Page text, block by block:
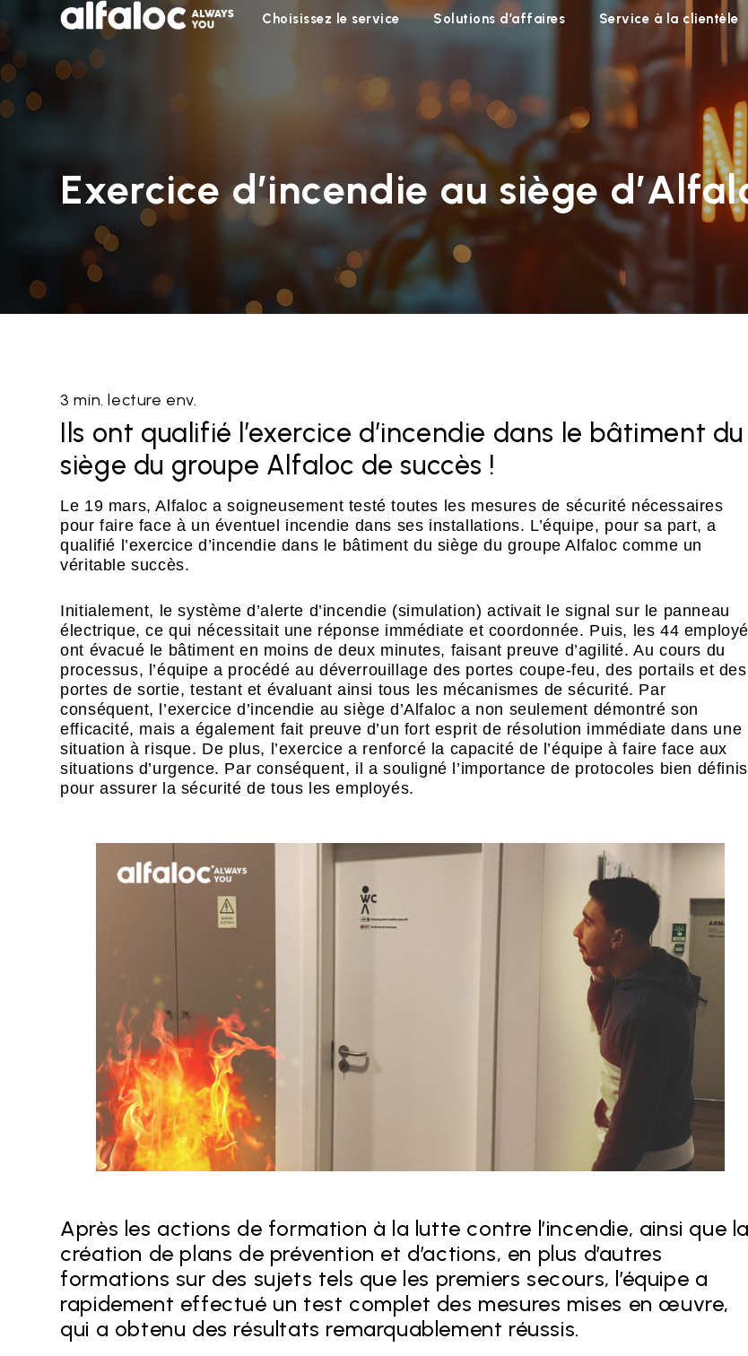
Choisissez le service Solutions d’affaires Service à la clientèle
Exercice d’incendie au siège
3 min. lecture env.
Ils ont qualifié l’exercice d’incendie dans le bâtiment du
siège du groupe Alfaloc de succès !
Le 19 mars, Alfaloc a soigneusement testé toutes les mesures de sécurité nécessaires
pour faire face à un éventuel incendie dans ses installations. L’équipe, pour sa part, a
qualifié l’exercice d’incendie dans le bâtiment du siège du groupe Alfaloc comme un
véritable succès.
Initialement, le système d’alerte d’incendie (simulation) activait le signal sur le panneau
électrique, ce qui nécessitait une réponse immédiate et coordonnée. Puis, les 44
ont évacué le bâtiment en moins de deux minutes, faisant preuve d’agilité. Au cours du
processus, l’équipe a procédé au déverrouillage des portes coupe-feu, des portails et des
portes de sortie, testant et évaluant ainsi tous les mécanismes de sécurité. Par
conséquent, l’exercice d’incendie au siège d’Alfaloc a non seulement démontré son
efficacité, mais a également fait preuve d’un fort esprit de résolution immédiate dans une
situation à risque. De plus, l’exercice a renforcé la capacité de l’équipe à faire face aux
situations d’urgence. Par conséquent, il a souligné l’importance de protocoles bien définis
pour assurer la sécurité de tous les employés.
Après les actions de formation à la lutte contre l’incendie, ainsi que la
création de plans de prévention et d’actions, en plus d’autres
formations sur des sujets tels que les premiers secours, l’équipe a
rapidement effectué un test complet des mesures mises en œuvre,
qui a obtenu des résultats remarquablement réussis.